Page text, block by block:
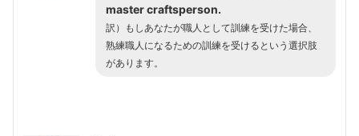
master craftsperson.
訳）もしあなたが職人として訓練を受けた場合、
熟練職人になるための訓練を受けるという選択肢
があります。